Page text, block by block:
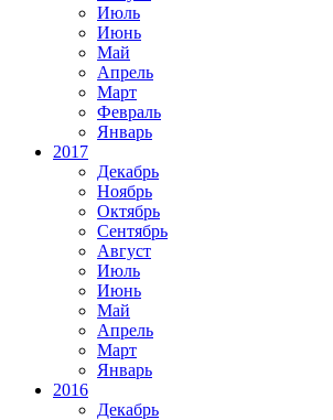
Июль
Июнь
Май
Апрель
Март
Февраль
Январь
2017
Декабрь
Ноябрь
Октябрь
Сентябрь
Август
Июль
Июнь
Май
Апрель
Март
Январь
2016
Декабрь